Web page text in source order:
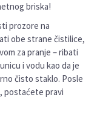
briska!
prozore na
obe strane čistilice,
za pranje – ribati
i vodu kao da je
čisto staklo. Posle
postaćete pravi